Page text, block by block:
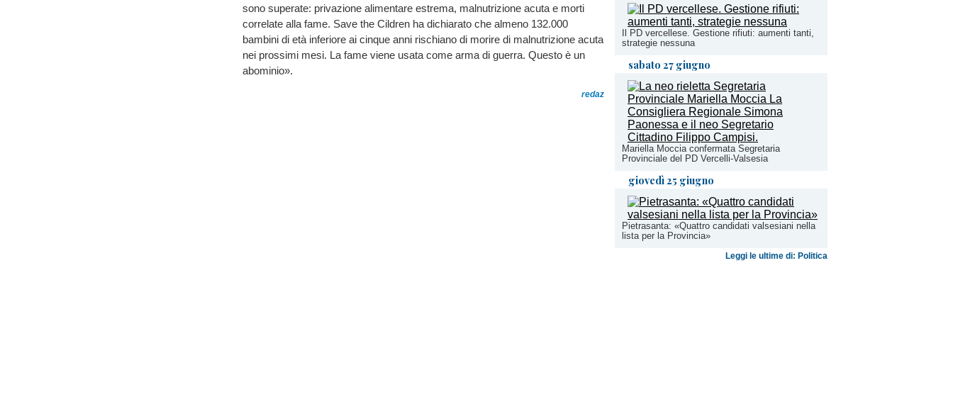
Il PD vercellese. Gestione rifiuti: aumenti tanti,
strategie nessuna
sabato 27 giugno
Mariella Moccia confermata Segretaria
Provinciale del PD Vercelli-Valsesia
giovedì 25 giugno
Pietrasanta: «Quattro candidati valsesiani nella
lista per la Provincia»
Leggi le ultime di: Politica
sono superate: privazione alimentare estrema, malnutrizione acuta e morti
correlate alla fame. Save the Cildren ha dichiarato che almeno 132.000
bambini di età inferiore ai cinque anni rischiano di morire di malnutrizione acuta
nei prossimi mesi. La fame viene usata come arma di guerra. Questo è un
abominio».
redaz